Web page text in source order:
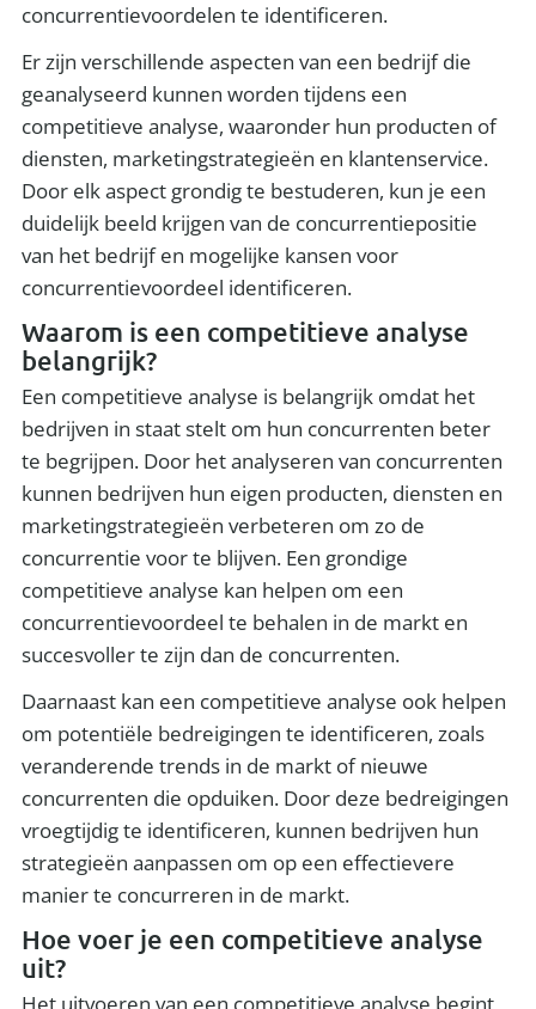
concurrentievoordelen te identificeren.
Er zijn verschillende aspecten van een bedrijf die
geanalyseerd kunnen worden tijdens een
competitieve analyse, waaronder hun producten of
diensten, marketingstrategieën en klantenservice.
Door elk aspect grondig te bestuderen, kun je een
duidelijk beeld krijgen van de concurrentiepositie
van het bedrijf en mogelijke kansen voor
concurrentievoordeel identificeren.
Waarom is een competitieve analyse
belangrijk?
Een competitieve analyse is belangrijk omdat het
bedrijven in staat stelt om hun concurrenten beter
te begrijpen. Door het analyseren van concurrenten
kunnen bedrijven hun eigen producten, diensten en
marketingstrategieën verbeteren om zo de
concurrentie voor te blijven. Een grondige
competitieve analyse kan helpen om een
concurrentievoordeel te behalen in de markt en
succesvoller te zijn dan de concurrenten.
Daarnaast kan een competitieve analyse ook helpen
om potentiële bedreigingen te identificeren, zoals
veranderende trends in de markt of nieuwe
concurrenten die opduiken. Door deze bedreigingen
vroegtijdig te identificeren, kunnen bedrijven hun
strategieën aanpassen om op een effectievere
manier te concurreren in de markt.
Hoe voer je een competitieve analyse
uit?